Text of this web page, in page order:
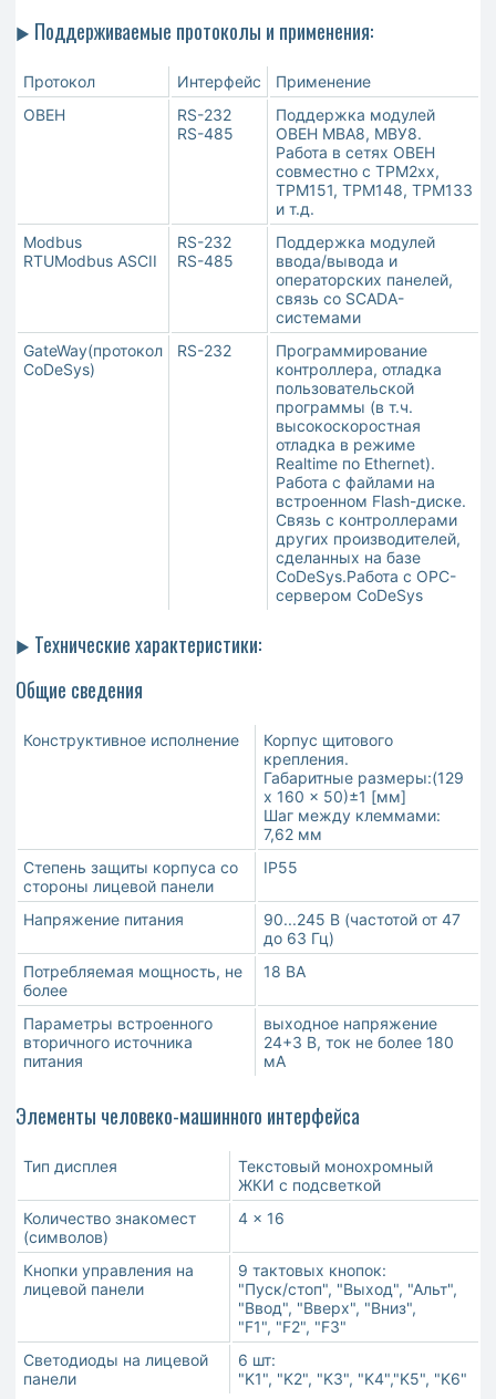
► Поддерживаемые протоколы и применения:
Протокол Интерфейс
Применение
ОВЕН
RS-232
RS-485
Поддержка модулей
ОВЕН МВА8, МВУ8.
Работа в сетях ОВЕН
совместно с ТРМ2хх,
ТРМ151, ТРМ148, ТРМ133
и т.д.
Modbus
RTUModbus ASCII
RS-232
RS-485
Поддержка модулей
ввода/вывода и
операторских панелей,
связь со SCADA-
системами
GateWay(протокол
CoDeSys)
RS-232
Программирование
контроллера, отладка
пользовательской
программы (в т.ч.
высокоскоростная
отладка в режиме
Realtime по Ethernet).
Работа с файлами на
встроенном Flash-диске.
Связь с контроллерами
других производителей,
сделанных на базе
CoDeSys.Работа с OPC-
сервером CoDeSys
► Технические характеристики:
Общие сведения
Конструктивное исполнение
Корпус щитового
крепления.
Габаритные размеры:(129
x 160 x 50)±1 [мм]
Шаг между клеммами:
7,62 мм
Степень защиты корпуса со
стороны лицевой панели
IP55
Напряжение питания
90...245 В (частотой от 47
до 63 Гц)
Потребляемая мощность, не
более
18 ВА
Параметры встроенного
вторичного источника
питания
выходное напряжение
24+3 В, ток не более 180
мА
Элементы человеко-машинного интерфейса
Тип дисплея
Текстовый монохромный
ЖКИ с подсветкой
Количество знакомест
(символов)
4 x 16
Кнопки управления на
лицевой панели
9 тактовых кнопок:
"Пуск/стоп", "Выход", "Альт",
"Ввод", "Вверх", "Вниз",
"F1", "F2", "F3"
Светодиоды на лицевой
панели
6 шт:
"K1", "K2", "K3", "K4","K5", "K6"